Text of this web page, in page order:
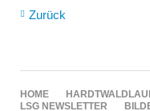
Zurück
NAVIGATION
ÜBERSPRINGEN
HOME
LSG NEWSLETTER